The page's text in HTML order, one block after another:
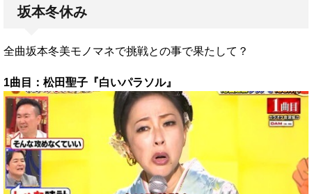
坂本冬休み
全曲坂本冬美モノマネで挑戦との事で果たして？
1曲目：松田聖子『白いパラソル』